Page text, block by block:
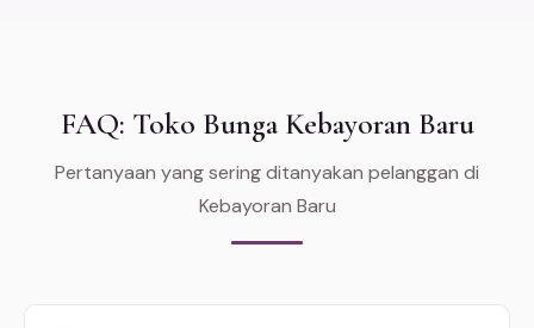
FAQ: Toko Bunga Kebayoran Baru
Pertanyaan yang sering ditanyakan pelanggan di
Kebayoran Baru